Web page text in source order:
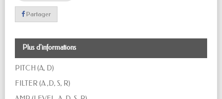
Partager
Plus d'informations
PITCH (A, D)
FILTER (A ,D, S, R)